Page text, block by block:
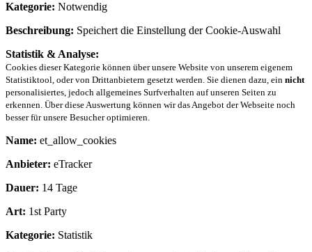
Kategorie: Notwendig
Beschreibung: Speichert die Einstellung der Cookie-Auswahl
Statistik & Analyse:
Cookies dieser Kategorie können über unsere Website von unserem eigenem
Statistiktool, oder von Drittanbietern gesetzt werden. Sie dienen dazu, ein nicht
personalisiertes, jedoch allgemeines Surfverhalten auf unseren Seiten zu
erkennen. Über diese Auswertung können wir das Angebot der Webseite noch
besser für unsere Besucher optimieren.
Name: et_allow_cookies
Anbieter: eTracker
Dauer: 14 Tage
Art: 1st Party
Kategorie: Statistik